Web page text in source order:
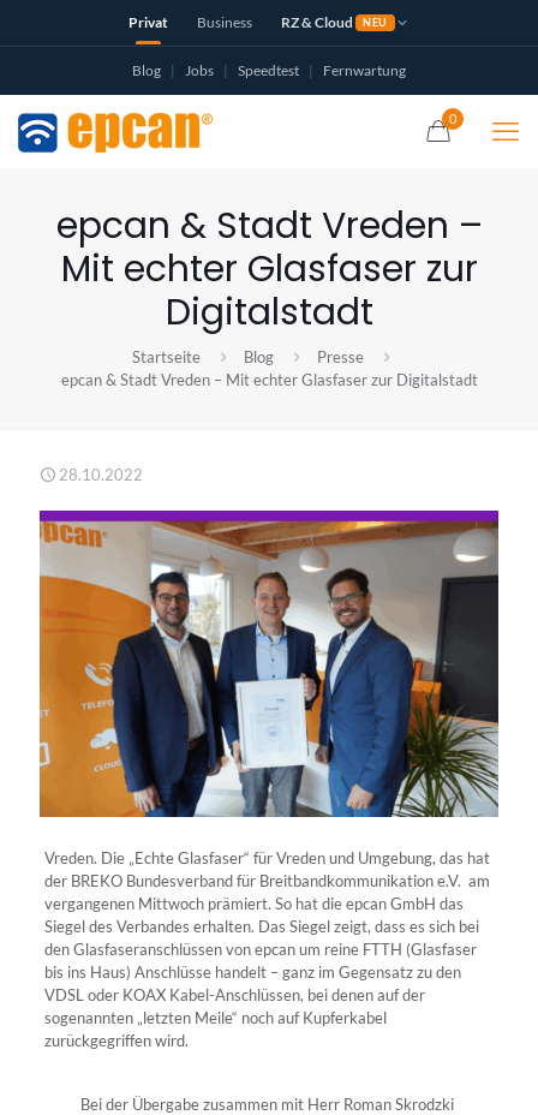
Privat Business RZ & Cloud NEU
Blog | Jobs | Speedtest | Fernwartung
0
epcan & Stadt Vreden –
Mit echter Glasfaser zur
Digitalstadt
Startseite Blog
Presse
epcan & Stadt Vreden – Mit echter Glasfaser zur Digitalstadt
28.10.2022
Vreden. Die „Echte Glasfaser“ für Vreden und Umgebung, das hat
der BREKO Bundesverband für Breitbandkommunikation e.V. am
vergangenen Mittwoch prämiert. So hat die epcan GmbH das
Siegel des Verbandes erhalten. Das Siegel zeigt, dass es sich bei
den Glasfaseranschlüssen von epcan um reine FTTH (Glasfaser
bis ins Haus) Anschlüsse handelt – ganz im Gegensatz zu den
VDSL oder KOAX Kabel-Anschlüssen, bei denen auf der
sogenannten „letzten Meile“ noch auf Kupferkabel
zurückgegriffen wird.
Bei der Übergabe zusammen mit Herr Roman Skrodzki